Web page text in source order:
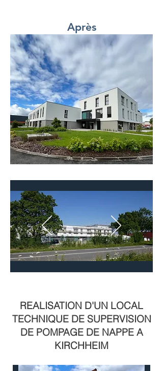
Après
REALISATION D'UN LOCAL
TECHNIQUE DE SUPERVISION
DE POMPAGE DE NAPPE A
KIRCHHEIM